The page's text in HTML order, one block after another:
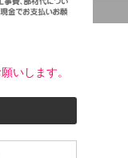
いします。